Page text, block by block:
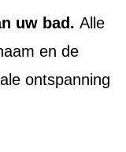
uw bad. Alle
en de
ontspanning